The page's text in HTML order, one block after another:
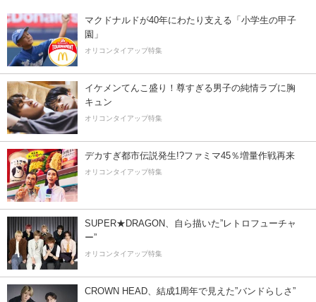
マクドナルドが40年にわたり支える「小学生の甲子
園」
オリコンタイアップ特集
イケメンてんこ盛り！尊すぎる男子の純情ラブに胸
キュン
オリコンタイアップ特集
デカすぎ都市伝説発生!?ファミマ45％増量作戦再来
オリコンタイアップ特集
SUPER★DRAGON、自ら描いた”レトロフューチャ
ー”
オリコンタイアップ特集
CROWN HEAD、結成1周年で見えた”バンドらしさ”